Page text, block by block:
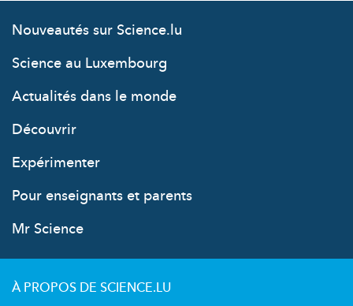
Nouveautés sur Science.lu
Science au Luxembourg
Actualités dans le monde
Découvrir
Expérimenter
Pour enseignants et parents
Mr Science
À PROPOS DE SCIENCE.LU